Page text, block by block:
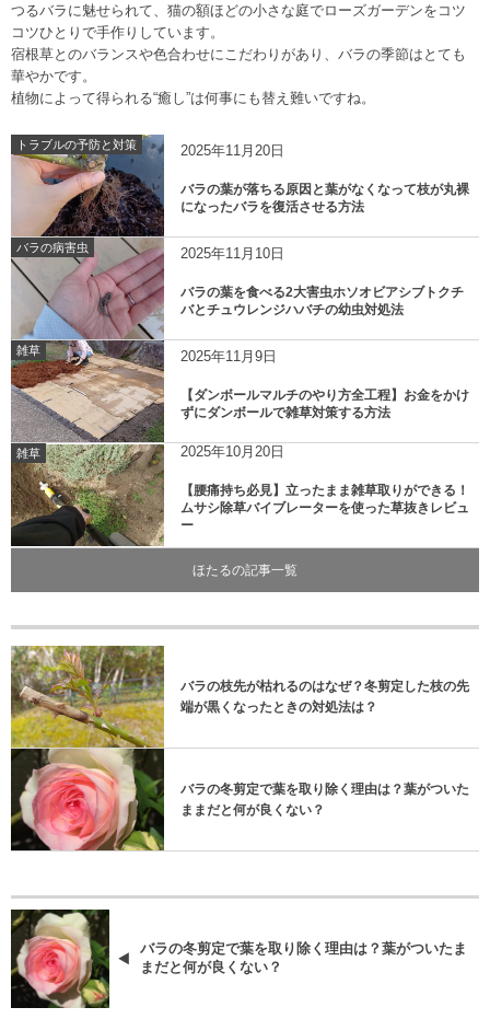
つるバラに魅せられて、猫の額ほどの小さな庭でローズガーデンをコツ
コツひとりで手作りしています。
宿根草とのバランスや色合わせにこだわりがあり、バラの季節はとても
華やかです。
植物によって得られる“癒し”は何事にも替え難いですね。
トラブルの予防と対策 2025年11月20日
バラの葉が落ちる原因と葉がなくなって枝が丸裸
になったバラを復活させる方法
バラの病害虫 2025年11月10日
バラの葉を食べる2大害虫ホソオビアシブトクチ
バとチュウレンジハバチの幼虫対処法
雑草 2025年11月9日
【ダンボールマルチのやり方全工程】お金をかけ
ずにダンボールで雑草対策する方法
雑草 2025年10月20日
【腰痛持ち必見】立ったまま雑草取りができる！
ムサシ除草バイブレーターを使った草抜きレビュ
ー
ほたるの記事一覧
バラの枝先が枯れるのはなぜ？冬剪定した枝の先
端が黒くなったときの対処法は？
バラの冬剪定で葉を取り除く理由は？葉がついた
ままだと何が良くない？
バラの冬剪定で葉を取り除く理由は？葉がついたま
まだと何が良くない？